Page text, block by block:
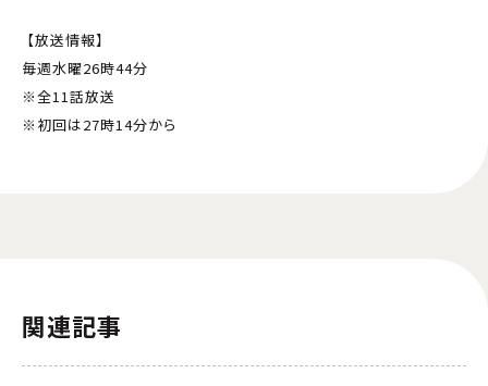
【放送情報】
毎週水曜26時44分
※全11話放送
※初回は27時14分から
関連記事